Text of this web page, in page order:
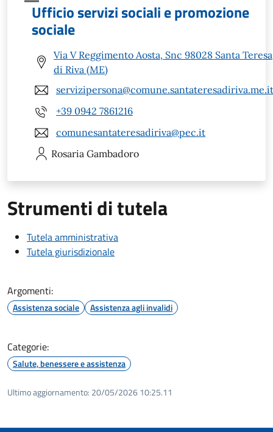
Ufficio servizi sociali e promozione
sociale
Via V Reggimento Aosta, Snc 98028 Santa Teresa
di Riva (ME)
servizipersona@comune.santateresadiriva.me.it
+39 0942 7861216
comunesantateresadiriva@pec.it
Rosaria Gambadoro
Strumenti di tutela
Tutela amministrativa
Tutela giurisdizionale
Argomenti:
Assistenza sociale Assistenza agli invalidi
Categorie:
Salute, benessere e assistenza
Ultimo aggiornamento: 20/05/2026 10:25.11